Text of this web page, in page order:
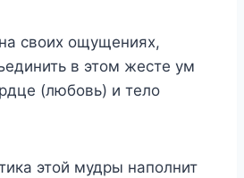
своих ощущениях,
в этом жесте ум
(любовь) и тело
этой мудры наполнит